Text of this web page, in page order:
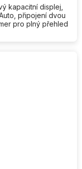
kapacitní displej,
připojení dvou
pro plný přehled